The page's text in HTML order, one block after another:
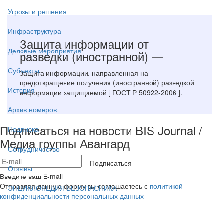
Угрозы и решения
Инфраструктура
Деловые мероприятия
Субъекты
История
Архив номеров
Подписка
Сотрудничество
Отзывы
ЭНЦИКЛОПЕДИЯ БЕЗОПАСНИКА
Защита информации от
разведки (иностранной) —
Защита информации, направленная на
предотвращение получения (иностранной) разведкой
информации защищаемой [ ГОСТ Р 50922-2006 ].
Подписаться на новости BIS Journal /
Медиа группы Авангард
Подписаться
Введите ваш E-mail
Отправляя данную форму вы соглашаетесь с политикой
конфиденциальности персональных данных